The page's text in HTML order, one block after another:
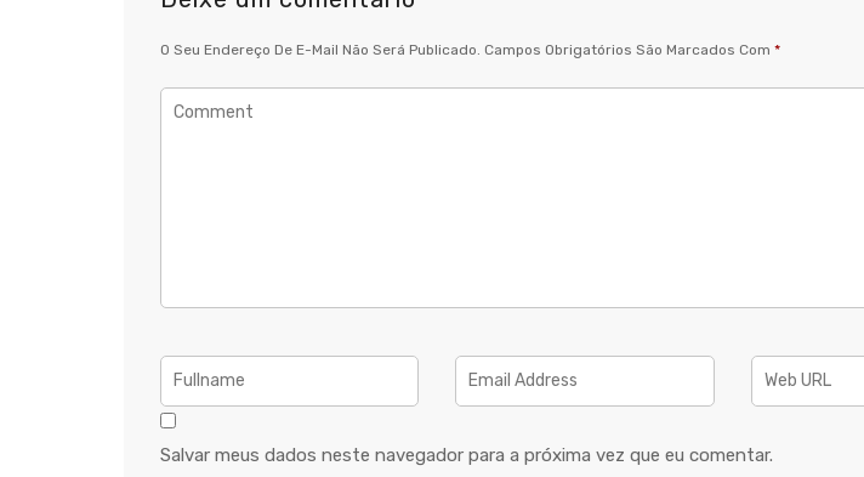
O Seu Endereço De E-Mail Não Será Publicado. Campos Obrigatórios São Marcados Com *
Salvar meus dados neste navegador para a próxima vez que eu comentar.